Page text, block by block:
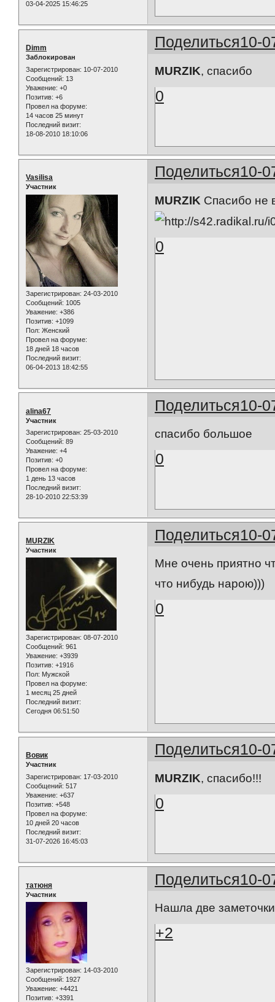
03-04-2025 15:46:25
Поделиться10-
Dimm
Заблокирован
Зарегистрирован: 10-07-2010
Сообщений: 13
Уважение: +0
Позитив: +6
Провел на форуме:
14 часов 25 минут
Последний визит:
18-08-2010 18:10:06
MURZIK, спасибо
0
Поделиться10-
Vasilisa
Участник
Зарегистрирован: 24-03-2010
Сообщений: 1005
Уважение: +386
Позитив: +1099
Пол: Женский
Провел на форуме:
18 дней 18 часов
Последний визит:
06-04-2013 18:42:55
MURZIK Спасибо не
0
Поделиться10-
alina67
Участник
Зарегистрирован: 25-03-2010
Сообщений: 89
Уважение: +4
Позитив: +0
Провел на форуме:
1 день 13 часов
Последний визит:
28-10-2010 22:53:39
спасибо большое
0
Поделиться10-
MURZIK
Участник
Зарегистрирован: 08-07-2010
Сообщений: 961
Уважение: +3939
Позитив: +1916
Пол: Мужской
Провел на форуме:
1 месяц 25 дней
Последний визит:
Сегодня 06:51:50
Мне очень приятно
что нибудь нарою)))
0
Поделиться10-
Вовик
Участник
Зарегистрирован: 17-03-2010
Сообщений: 517
Уважение: +637
Позитив: +548
Провел на форуме:
10 дней 20 часов
Последний визит:
31-07-2026 16:45:03
MURZIK, спасибо!!!
0
Поделиться10-
татюня
Участник
Зарегистрирован: 14-03-2010
Сообщений: 1927
Уважение: +4421
Позитив: +3391
Нашла две
+2